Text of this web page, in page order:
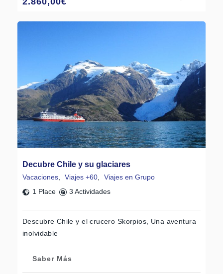
Decubre Chile y su glaciares
Vacaciones, Viajes +60,
Viajes en Grupo
1 Place
3 Actividades
Descubre Chile y el crucero Skorpios, Una aventura
inolvidable
Saber Más